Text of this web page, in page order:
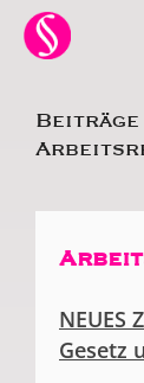
Zum
Inhalt
Beiträge
NEUES
Gesetz